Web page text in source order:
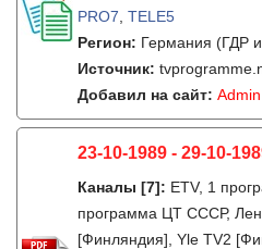
PRO7 TELE5
Регион: Германия (ГДР
Источник:
Добавил на сайт: Admin
23-10-1989 - 29-10-
Каналы [7]: ETV, 1
программа ЦТ СССР,
[Финляндия], Yle TV2